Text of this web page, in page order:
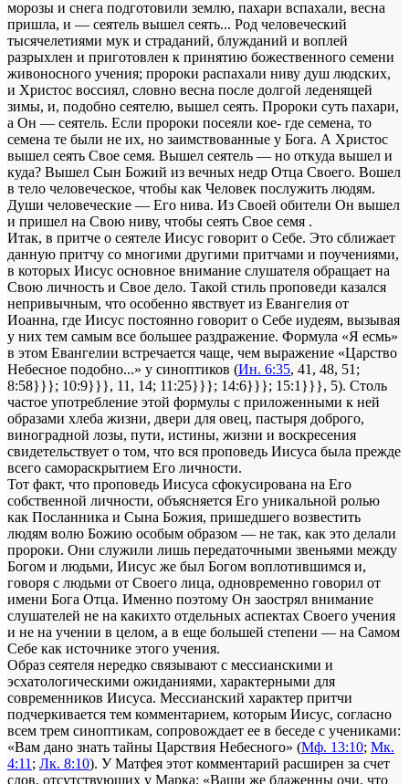
морозы и снега подготовили землю, пахари вспахали, весна
пришла, и — сеятель вышел сеять... Род человеческий
тысячелетиями мук и страданий, блужданий и воплей
разрыхлен и приготовлен к принятию божественного семени
живоносного учения; пророки распахали ниву душ людских,
и Христос воссиял, словно весна после долгой леденящей
зимы, и, подобно сеятелю, вышел сеять. Пророки суть пахари,
а Он — сеятель. Если пророки посеяли кое- где семена, то
семена те были не их, но заимствованные у Бога. А Христос
вышел сеять Свое семя. Вышел сеятель — но откуда вышел и
куда? Вышел Сын Божий из вечных недр Отца Своего. Вошел
в тело человеческое, чтобы как Человек послужить людям.
Души человеческие — Его нива. Из Своей обители Он вышел
и пришел на Свою ниву, чтобы сеять Свое семя .
Итак, в притче о сеятеле Иисус говорит о Себе. Это сближает
данную притчу со многими другими притчами и поучениями,
в которых Иисус основное внимание слушателя обращает на
Свою личность и Свое дело. Такой стиль проповеди казался
непривычным, что особенно явствует из Евангелия от
Иоанна, где Иисус постоянно говорит о Себе иудеям, вызывая
у них тем самым все большее раздражение. Формула «Я есмь»
в этом Евангелии встречается чаще, чем выражение «Царство
Небесное подобно...» у синоптиков (Ин. 6:35, 41, 48, 51;
8:58}}}; 10:9}}}, 11, 14; 11:25}}}; 14:6}}}; 15:1}}}, 5). Столь
частое употребление этой формулы с приложенными к ней
образами хлеба жизни, двери для овец, пастыря доброго,
виноградной лозы, пути, истины, жизни и воскресения
свидетельствует о том, что вся проповедь Иисуса была прежде
всего самораскрытием Его личности.
Тот факт, что проповедь Иисуса сфокусирована на Его
собственной личности, объясняется Его уникальной ролью
как Посланника и Сына Божия, пришедшего возвестить
людям волю Божию особым образом — не так, как это делали
пророки. Они служили лишь передаточными звеньями между
Богом и людьми, Иисус же был Богом воплотившимся и,
говоря с людьми от Своего лица, одновременно говорил от
имени Бога Отца. Именно поэтому Он заострял внимание
слушателей не на какихто отдельных аспектах Своего учения
и не на учении в целом, а в еще большей степени — на Самом
Себе как источнике этого учения.
Образ сеятеля нередко связывают с мессианскими и
эсхатологическими ожиданиями, характерными для
современников Иисуса. Мессианский характер притчи
подчеркивается тем комментарием, которым Иисус, согласно
всем трем синоптикам, сопровождает ее в беседе с учениками:
«Вам дано знать тайны Царствия Небесного» (Мф. 13:10; Мк.
4:11 ; Лк. 8:10). У Матфея этот комментарий расширен за счет
слов, отсутствующих у Марка: «Ваши же блаженны очи, что